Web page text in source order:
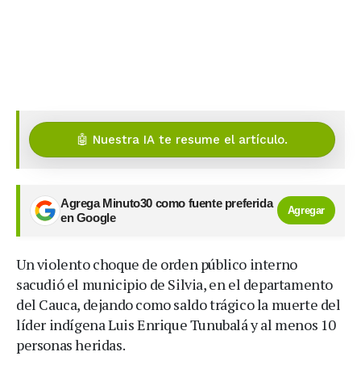
🤖 Nuestra IA te resume el artículo.
Agrega Minuto30 como fuente preferida
en Google
Agregar
Un violento choque de orden público interno
sacudió el municipio de Silvia, en el departamento
del Cauca, dejando como saldo trágico la muerte del
líder indígena Luis Enrique Tunubalá y al menos 10
personas heridas.